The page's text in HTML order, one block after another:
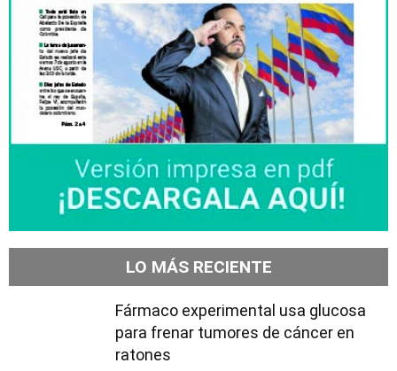
LO MÁS RECIENTE
Fármaco experimental usa glucosa
para frenar tumores de cáncer en
ratones